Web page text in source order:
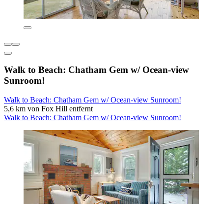
Walk to Beach: Chatham Gem w/ Ocean-view
Sunroom!
Walk to Beach: Chatham Gem w/ Ocean-view Sunroom!
5,6 km von Fox Hill entfernt
Walk to Beach: Chatham Gem w/ Ocean-view Sunroom!